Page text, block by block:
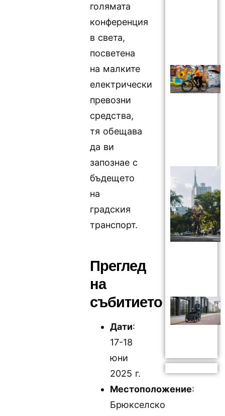
голямата
конференция
в света,
посветена
на малките
електрически
превозни
средства,
тя обещава
да ви
запознае с
бъдещето
на
градския
транспорт.
Преглед
на
събитието
Дати:
17-18
юни
2025 г.
Местоположение:
Брюкселско